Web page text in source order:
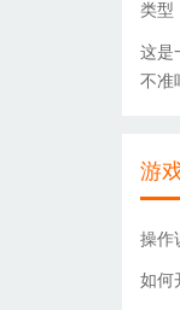
类型
这是
不准
游
操作
如何